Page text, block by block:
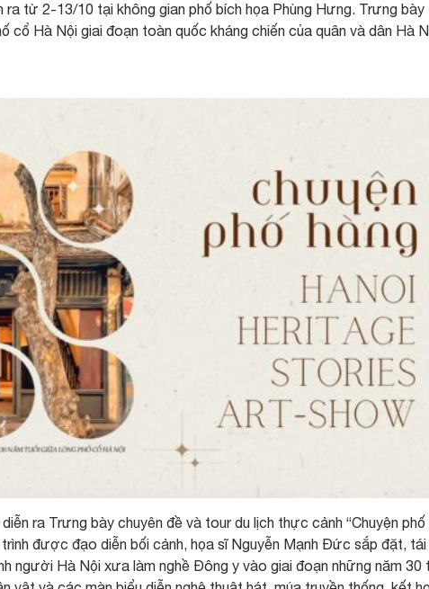
ra từ 2-13/10 tại không gian phố bích họa Phùng Hưng. Trưng bày
cổ Hà Nội giai đoạn toàn quốc kháng chiến của quân và dân Hà
ra Trưng bày chuyên đề và tour du lịch thực cảnh “Chuyện phố
được đạo diễn bối cảnh, họa sĩ Nguyễn Mạnh Đức sắp đặt, tái
người Hà Nội xưa làm nghề Đông y vào giai đoạn những năm 30